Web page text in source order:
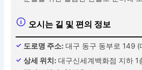
오시는 길 및 편의 정보
도로명 주소: 대구 동구 동부로 149
상세 위치: 대구신세계백화점 지하 1